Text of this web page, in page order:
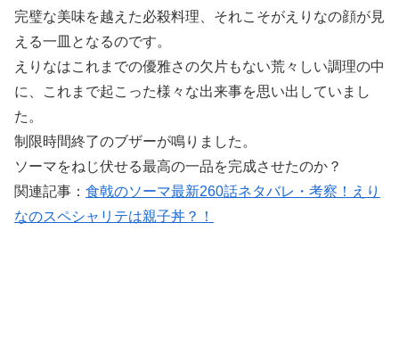
完璧な美味を越えた必殺料理、それこそがえりなの顔が見
える一皿となるのです。
えりなはこれまでの優雅さの欠片もない荒々しい調理の中
に、これまで起こった様々な出来事を思い出していまし
た。
制限時間終了のブザーが鳴りました。
ソーマをねじ伏せる最高の一品を完成させたのか？
関連記事： 食戟のソーマ最新260話ネタバレ・考察！えり
なのスペシャリテは親子丼？！